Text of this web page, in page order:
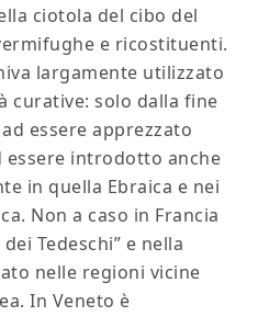
ciotola del cibo del
e ricostituenti.
largamente utilizzato
curative: solo dalla fine
essere apprezzato
essere introdotto anche
in quella Ebraica e nei
Non a caso in Francia
Tedeschi” e nella
nelle regioni vicine
In Veneto è